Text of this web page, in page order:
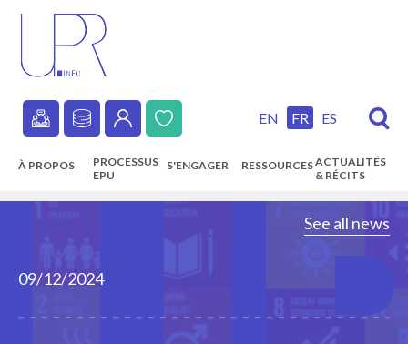
content
Secondary
navigation
EN FR ES
Main
À PROPOS
PROCESSUS
EPU
S'ENGAGER RESSOURCESACTUALITÉS
& RÉCITS
See all news
09/12/2024